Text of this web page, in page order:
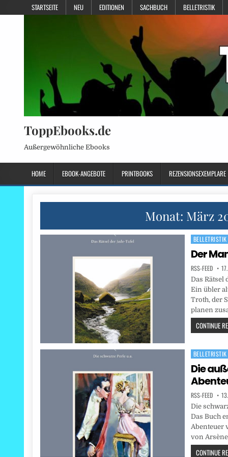
STARTSEITE NEU EDITIONEN SACHBUCH BELLETRISTIK
ToppEbooks.de
Außergewöhnliche Ebooks
HOME EBOOK-ANGEBOTE PRINTBOOKS REZENSIONSEXEMPLARE
Monat: März
Posted
in
BELLETRISTIK
Der
RSS-FEED
Das Rätsel
Ein übler
Troth, der
planen
CONTINUE
Posted
in
BELLETRISTIK
Die
RSS-FEED
Die
Das Buch
Abenteuer
von
CONTINUE